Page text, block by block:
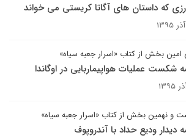
که داستان های آگاتا کریستی می خواند
بخش از کتاب «اسرار جعبه سیاه»
شکست عملیات هواپیماربایی در اوگاندا
و نهمین بخش از کتاب «اسرار جعبه سیاه»
دیدار ودیع حداد با آندروپوف